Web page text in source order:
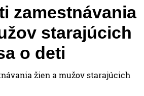
zamestnávania
starajúcich
o deti